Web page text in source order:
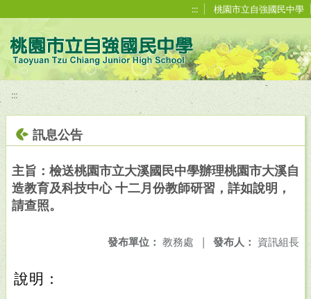
::: 桃園市立自強國民中學
:::
訊息公告
主旨：檢送桃園市立大溪國民中學辦理桃園市大溪自
造教育及科技中心 十二月份教師研習，詳如說明，
請查照。
發布人： 資訊組長
發布單位： 教務處 |
說明：